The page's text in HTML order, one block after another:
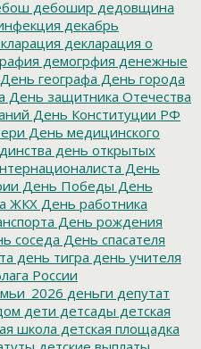
дебошир дедовщина
декабрь
декларация о
демогрфия денежные
День географа День города
День защитника Отечества
День Конституции РФ
День медицинского
день открытых
День
День Победы День
ЖКХ День работника
День рождения
соседа День спасателя
день тигра день учителя
России
деньги депутат
дети детсады детская
школа детская площадка